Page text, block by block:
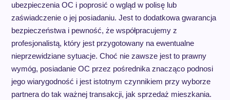
ubezpieczenia OC i poprosić o wgląd w polisę lub
zaświadczenie o jej posiadaniu. Jest to dodatkowa gwarancja
bezpieczeństwa i pewność, że współpracujemy z
profesjonalistą, który jest przygotowany na ewentualne
nieprzewidziane sytuacje. Choć nie zawsze jest to prawny
wymóg, posiadanie OC przez pośrednika znacząco podnosi
jego wiarygodność i jest istotnym czynnikiem przy wyborze
partnera do tak ważnej transakcji, jak sprzedaż mieszkania.